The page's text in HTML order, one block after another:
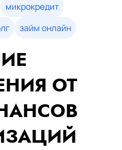
микрокредит
займ онлайн
ОТ